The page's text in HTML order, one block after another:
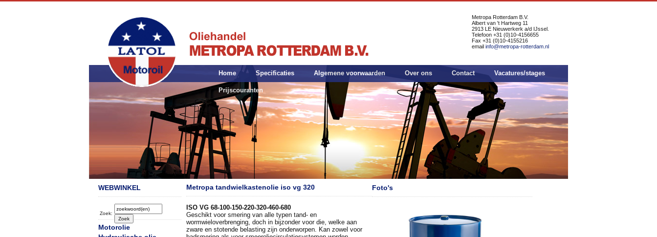
Metropa Rotterdam B.V.
Albert van 't Hartweg 11
2913 LE Nieuwerkerk a/d IJssel.
Telefoon +31 (0)10-4156655
Fax +31 (0)10-4155216
email info@metropa-rotterdam.nl
Home Specificaties Algemene voorwaarden Over ons Contact Vacatures/stages
Prijscouranten
WEBWINKEL
Zoek:
Motorolie
Metropa tandwielkastenolie iso vg 320
ISO VG 68-100-150-220-320-460-680
Geschikt voor smering van alle typen tand- en
wormwieloverbrenging, doch in bijzonder voor die, welke aan
zware en stotende belasting zijn onderworpen. Kan zowel voor
Foto's